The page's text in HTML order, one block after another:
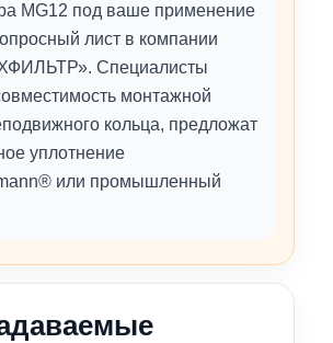
MG12 под ваше применение
лист в компании
Специалисты
монтажной
кольца, предложат
уплотнение
или промышленный